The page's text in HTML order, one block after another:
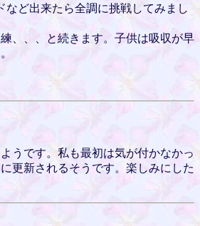
ど出来たら全調に挑戦してみまし
、、、と続きます。子供は吸収が早
うです。私も最初は気が付かなかっ
更新されるそうです。楽しみにした